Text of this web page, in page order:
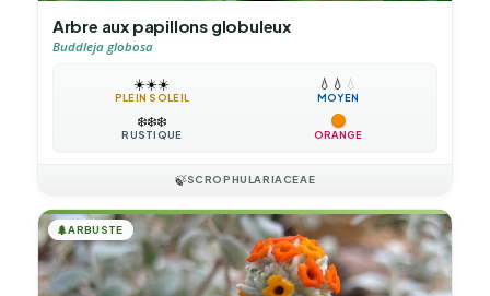
Arbre aux papillons globuleux
Buddleja globosa
☀️☀️☀️
PLEIN SOLEIL
💧 💧 💧
MOYEN
❄️❄️❄️
RUSTIQUE ORANGE
🍃SCROPHULARIACEAE
🌲ARBUSTE